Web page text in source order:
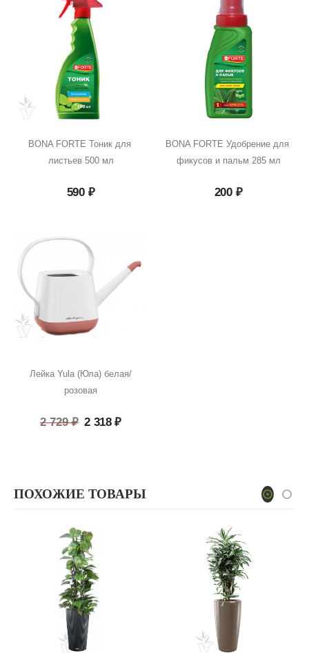
BONA FORTE Тоник для
листьев 500 мл
590 ₽
BONA FORTE Удобрение для
фикусов и пальм 285 мл
200 ₽
Лейка Yula (Юла) белая/
розовая
2 729₽ Первоначальная
2 318₽Текущая
ПОХОЖИЕ ТОВАРЫ